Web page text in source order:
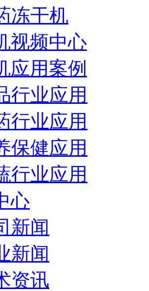
冻干机
视频中心
应用案例
行业应用
行业应用
保健应用
行业应用
心
新闻
新闻
资讯